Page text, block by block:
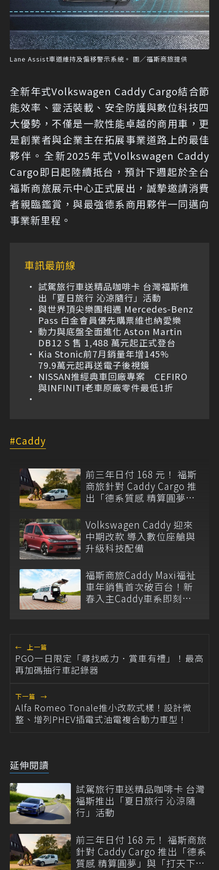
Lane Assist車道維持及偏移警示系統。 圖／福斯商旅提供
全新年式Volkswagen Caddy Cargo結合節
能效率、靈活裝載、安全防護與數位科技四
大優勢，不僅是一款性能卓越的商用車，更
是創業者與企業主在拓展事業道路上的最佳
夥伴。全新2025年式Volkswagen Caddy
Cargo即日起陸續抵台，預計下週起於全台
福斯商旅展示中心正式展出，誠摯邀請消費
者親臨鑑賞，與最強德系商用夥伴一同邁向
事業新里程。
車訊最前線
試駕旅行車送精品咖啡卡 台灣福斯推
出「夏日旅行 沁涼隨行」活動
與世界頂尖樂團相遇 Mercedes-Benz
Pass 白金會員優先購票維也納愛樂
動力與底盤全面進化 Aston Martin
DB12 S 售 1,488 萬元起正式登台
Kia Stonic前7月銷量年增145%
79.9萬元起再送電子後視鏡
NISSAN推經典車回廠專案 CEFIRO
與INFINITI老車原廠零件最低1折
Caddy
前三年日付 168 元！ 福斯
商旅針對 Caddy Cargo 推
出「德系質感 精算圓夢」
Volkswagen Caddy 迎來
中期改款 導入數位座艙與
升級科技配備
福斯商旅Caddy Maxi福祉
車年銷售首次破百台！新
春入主Caddy車系即刻享
← 上一篇
PGO一日限定「尋找威力．賞車有禮」！最高
再加碼抽行車記錄器
下一篇 →
Alfa Romeo Tonale推小改款式樣！設計微
整、增列PHEV插電式油電複合動力車型！
延伸閱讀
試駕旅行車送精品咖啡卡 台灣
福斯推出「夏日旅行 沁涼隨
行」活動
前三年日付 168 元！ 福斯商旅
針對 Caddy Cargo 推出「德系
質感 精算圓夢」與「打天下」